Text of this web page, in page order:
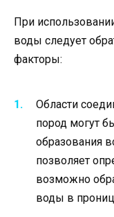
При
воды следует
факторы:
Области
пород могут
образования
позволяет
возможно
воды в